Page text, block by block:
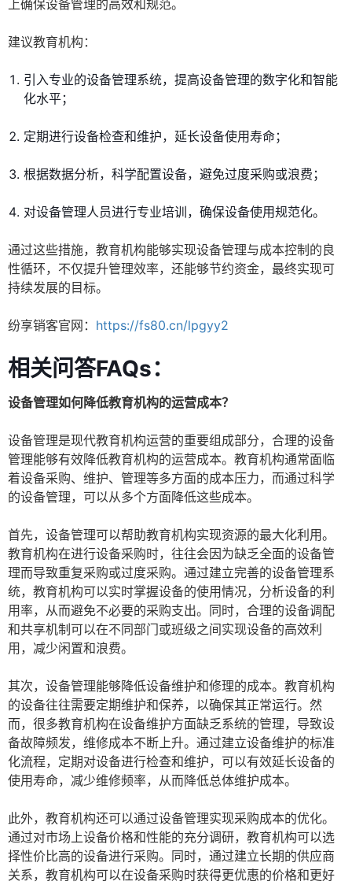
上确保设备管理的高效和规范。
建议教育机构：
引入专业的设备管理系统，提高设备管理的数字化和智能
化水平；
定期进行设备检查和维护，延长设备使用寿命；
根据数据分析，科学配置设备，避免过度采购或浪费；
对设备管理人员进行专业培训，确保设备使用规范化。
通过这些措施，教育机构能够实现设备管理与成本控制的良
性循环，不仅提升管理效率，还能够节约资金，最终实现可
持续发展的目标。
纷享销客官网： https://fs80.cn/lpgyy2
相关问答FAQs：
设备管理如何降低教育机构的运营成本？
设备管理是现代教育机构运营的重要组成部分，合理的设备
管理能够有效降低教育机构的运营成本。教育机构通常面临
着设备采购、维护、管理等多方面的成本压力，而通过科学
的设备管理，可以从多个方面降低这些成本。
首先，设备管理可以帮助教育机构实现资源的最大化利用。
教育机构在进行设备采购时，往往会因为缺乏全面的设备管
理而导致重复采购或过度采购。通过建立完善的设备管理系
统，教育机构可以实时掌握设备的使用情况，分析设备的利
用率，从而避免不必要的采购支出。同时，合理的设备调配
和共享机制可以在不同部门或班级之间实现设备的高效利
用，减少闲置和浪费。
其次，设备管理能够降低设备维护和修理的成本。教育机构
的设备往往需要定期维护和保养，以确保其正常运行。然
而，很多教育机构在设备维护方面缺乏系统的管理，导致设
备故障频发，维修成本不断上升。通过建立设备维护的标准
化流程，定期对设备进行检查和维护，可以有效延长设备的
使用寿命，减少维修频率，从而降低总体维护成本。
此外，教育机构还可以通过设备管理实现采购成本的优化。
通过对市场上设备价格和性能的充分调研，教育机构可以选
择性价比高的设备进行采购。同时，通过建立长期的供应商
关系，教育机构可以在设备采购时获得更优惠的价格和更好